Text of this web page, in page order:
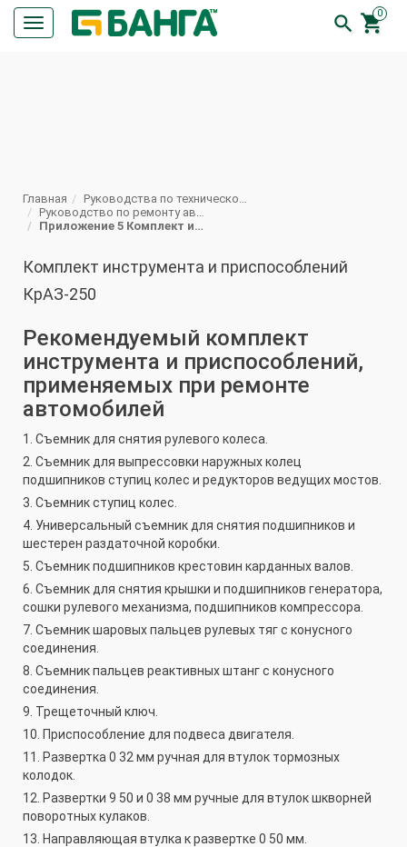
Кнопка
меню
0


Главная
Руководства по техническому обслуживанию и ремонту автомобилей КрАЗ
Руководство по ремонту автомобиля КрАЗ 250
Приложение 5 Комплект инструмента и приспособлений КрАЗ-250
Комплект инструмента и приспособлений
КрАЗ-250
Рекомендуемый комплект
инструмента и приспособлений,
применяемых при ремонте
автомобилей
1. Съемник для снятия рулевого колеса.
2. Съемник для выпрессовки наружных колец
подшипников ступиц колес и редукторов ведущих мостов.
3. Съемник ступиц колес.
4. Универсальный съемник для снятия подшипников и
шестерен раздаточной коробки.
5. Съемник подшипников крестовин карданных валов.
6. Съемник для снятия крышки и подшипников генератора,
сошки рулевого механизма, подшипников компрессора.
7. Съемник шаровых пальцев рулевых тяг с конусного
соединения.
8. Съемник пальцев реактивных штанг с конусного
соединения.
9. Трещеточный ключ.
10. Приспособление для подвеса двигателя.
11. Развертка 0 32 мм ручная для втулок тормозных
колодок.
12. Развертки 9 50 и 0 38 мм ручные для втулок шкворней
поворотных кулаков.
13. Направляющая втулка к развертке 0 50 мм.